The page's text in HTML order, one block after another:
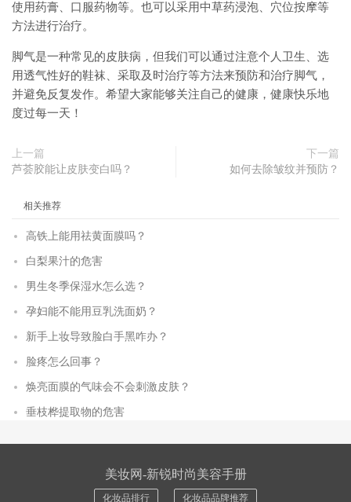
使用药膏、口服药物等。也可以采用中草药浸泡、穴位按摩等
方法进行治疗。
脚气是一种常见的皮肤病，但我们可以通过注意个人卫生、选
用透气性好的鞋袜、采取及时治疗等方法来预防和治疗脚气，
并避免反复发作。希望大家能够关注自己的健康，健康快乐地
度过每一天！
上一篇
芦荟胶能让皮肤变白吗？
下一篇
如何去除皱纹并预防？
相关推荐
高铁上能用祛黄面膜吗？
白梨果汁的危害
男生冬季保湿水怎么选？
孕妇能不能用豆乳洗面奶？
新手上妆导致脸白手黑咋办？
脸疼怎么回事？
焕亮面膜的气味会不会刺激皮肤？
垂枝桦提取物的危害
美妆网-新锐时尚美容手册
化妆品排行 化妆品品牌推荐